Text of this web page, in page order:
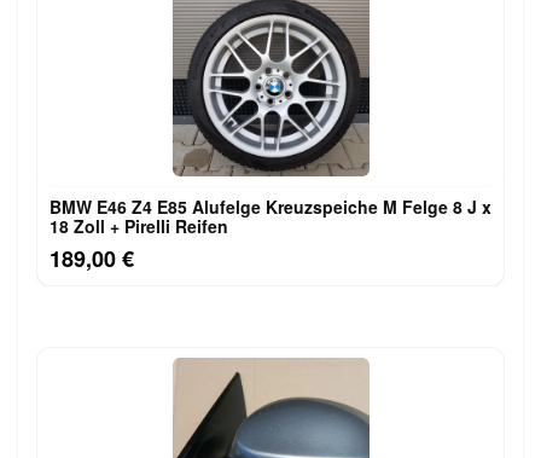
BMW E46 Z4 E85 Alufelge Kreuzspeiche M Felge 8 J x
18 Zoll + Pirelli Reifen
189,00 €